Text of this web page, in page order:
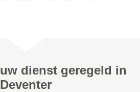
dienst geregeld in
Deventer